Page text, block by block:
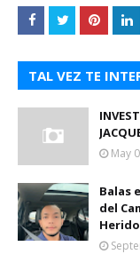
TAL VEZ TE
May
Balas
del